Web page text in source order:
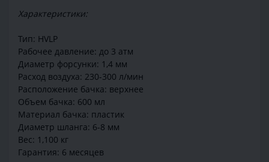
Характеристики:
Тип: HVLP
Рабочее давление: до 3 атм
Диаметр форсунки: 1,4 мм
Расход воздуха: 230-300 л/мин
Расположение бачка: верхнее
Объем бачка: 600 мл
Материал бачка: пластик
Диаметр шланга: 6-8 мм
Вес: 1,100 кг
Гарантия: 6 месяцев